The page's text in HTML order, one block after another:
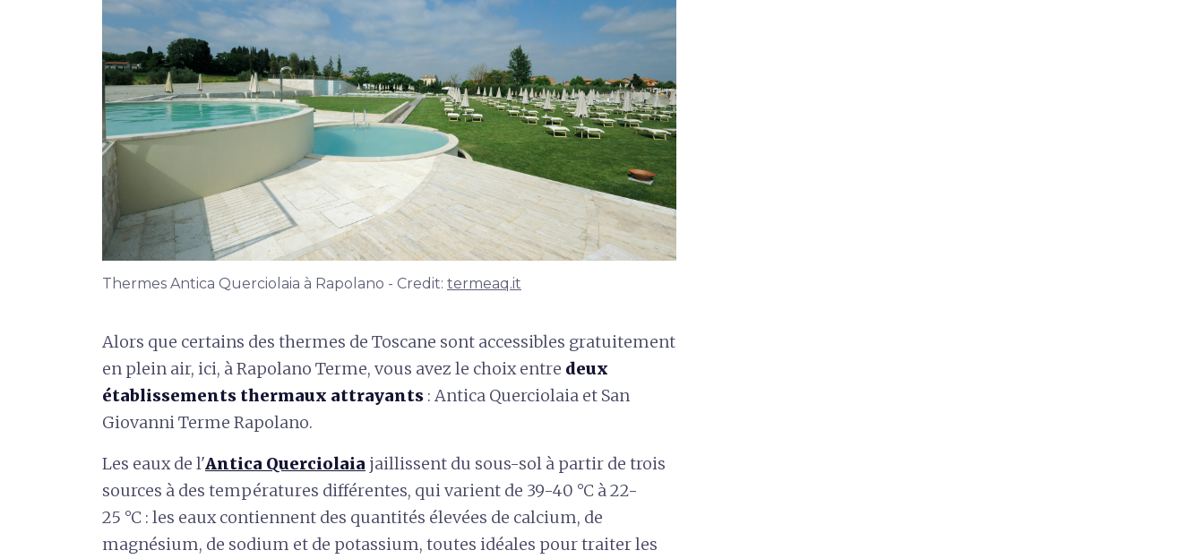
Thermes Antica Querciolaia à Rapolano - Credit: termeaq.it
Alors que certains des thermes de Toscane sont accessibles gratuitement
en plein air, ici, à Rapolano Terme, vous avez le choix entre deux
établissements thermaux attrayants : Antica Querciolaia et San
Giovanni Terme Rapolano.
Les eaux de l'Antica Querciolaia jaillissent du sous-sol à partir de trois
sources à des températures différentes, qui varient de 39-40 °C à 22-
25 °C : les eaux contiennent des quantités élevées de calcium, de
magnésium, de sodium et de potassium, toutes idéales pour traiter les